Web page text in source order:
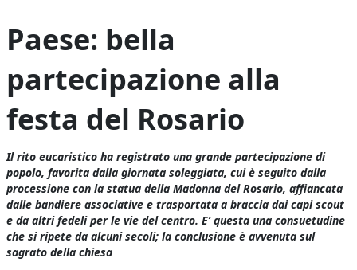
Paese: bella
partecipazione alla
festa del Rosario
Il rito eucaristico ha registrato una grande partecipazione di
popolo, favorita dalla giornata soleggiata, cui è seguito dalla
processione con la statua della Madonna del Rosario, affiancata
dalle bandiere associative e trasportata a braccia dai capi scout
e da altri fedeli per le vie del centro. E’ questa una consuetudine
che si ripete da alcuni secoli; la conclusione è avvenuta sul
sagrato della chiesa